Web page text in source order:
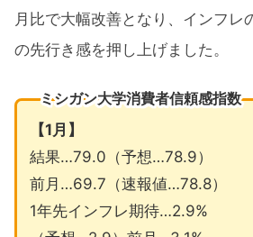
月比で大幅改善となり、インフレ
の先行き感を押し上げました。
ミシガン大学消費者信頼感指数
【1月】
結果…79.0（予想…78.9）
前月…69.7（速報値…78.8）
1年先インフレ期待…2.9%